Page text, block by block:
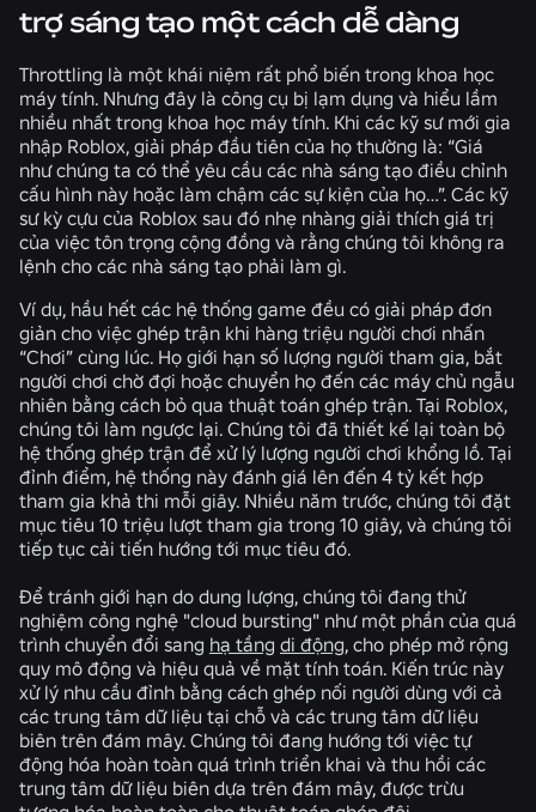
trợ sáng tạo một cách dễ dàng
Throttling là một khái niệm rất phổ biến trong khoa học
máy tính. Nhưng đây là công cụ bị lạm dụng và hiểu lầm
nhiều nhất trong khoa học máy tính. Khi các kỹ sư mới gia
nhập Roblox, giải pháp đầu tiên của họ thường là: “Giá
như chúng ta có thể yêu cầu các nhà sáng tạo điều chỉnh
cấu hình này hoặc làm chậm các sự kiện của họ…”. Các kỹ
sư kỳ cựu của Roblox sau đó nhẹ nhàng giải thích giá trị
của việc tôn trọng cộng đồng và rằng chúng tôi không ra
lệnh cho các nhà sáng tạo phải làm gì.
Ví dụ, hầu hết các hệ thống game đều có giải pháp đơn
giản cho việc ghép trận khi hàng triệu người chơi nhấn
“Chơi” cùng lúc. Họ giới hạn số lượng người tham gia, bắt
người chơi chờ đợi hoặc chuyển họ đến các máy chủ ngẫu
nhiên bằng cách bỏ qua thuật toán ghép trận. Tại Roblox,
chúng tôi làm ngược lại. Chúng tôi đã thiết kế lại toàn bộ
hệ thống ghép trận để xử lý lượng người chơi khổng lồ. Tại
đỉnh điểm, hệ thống này đánh giá lên đến 4 tỷ kết hợp
tham gia khả thi mỗi giây. Nhiều năm trước, chúng tôi đặt
mục tiêu 10 triệu lượt tham gia trong 10 giây, và chúng tôi
tiếp tục cải tiến hướng tới mục tiêu đó.
Để tránh giới hạn do dung lượng, chúng tôi đang thử
nghiệm công nghệ "cloud bursting" như một phần của quá
trình chuyển đổi sang hạ tầng di động, cho phép mở rộng
quy mô động và hiệu quả về mặt tính toán. Kiến trúc này
xử lý nhu cầu đỉnh bằng cách ghép nối người dùng với cả
các trung tâm dữ liệu tại chỗ và các trung tâm dữ liệu
biên trên đám mây. Chúng tôi đang hướng tới việc tự
động hóa hoàn toàn quá trình triển khai và thu hồi các
trung tâm dữ liệu biên dựa trên đám mây, được trừu